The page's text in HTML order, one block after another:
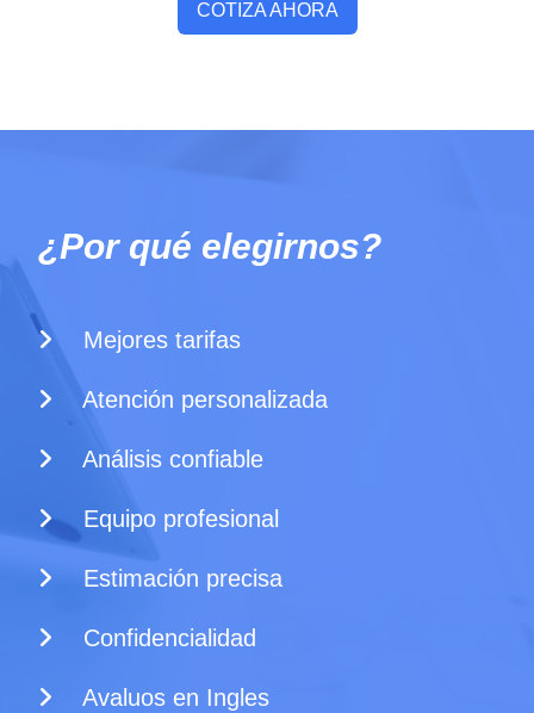
COTIZA AHORA
¿Por qué elegirnos?
Mejores tarifas
Atención personalizada
Análisis confiable
Equipo profesional
Estimación precisa
Confidencialidad
Avaluos en Ingles